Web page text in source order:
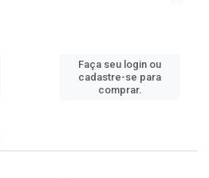
Faça seu login ou
cadastre-se para
comprar.